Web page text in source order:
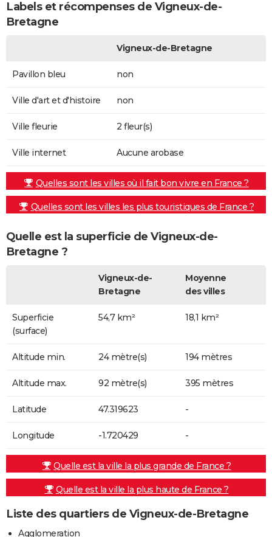
Labels et récompenses de Vigneux-de-
Bretagne
Vigneux-de-Bretagne
Pavillon bleu non
Ville d'art et d'histoire non
Ville fleurie 2 fleur(s)
Ville internet Aucune arobase
Quelles sont les villes où il fait bon vivre en France ?
Quelles sont les villes les plus touristiques de France ?
Quelle est la superficie de Vigneux-de-
Bretagne ?
Vigneux-de-
Bretagne
Moyenne
des villes
Superficie
(surface)
54,7 km² 18,1 km²
Altitude min. 24 mètre(s) 194 mètres
Altitude max. 92 mètre(s) 395 mètres
Latitude 47.319623 -
Longitude -1.720429 -
Quelle est la ville la plus grande de France ?
Quelle est la ville la plus haute de France ?
Liste des quartiers de Vigneux-de-Bretagne
Agglomeration